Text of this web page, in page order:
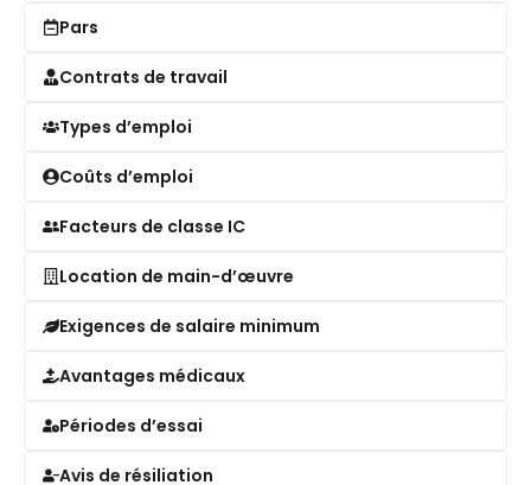
Pars
Contrats de travail
Types d’emploi
Coûts d’emploi
Facteurs de classe IC
Location de main-d’œuvre
Exigences de salaire minimum
Avantages médicaux
Périodes d’essai
Avis de résiliation